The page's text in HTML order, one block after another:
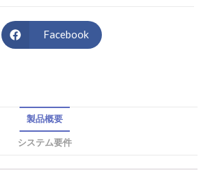
Facebook
製品概要
システム要件